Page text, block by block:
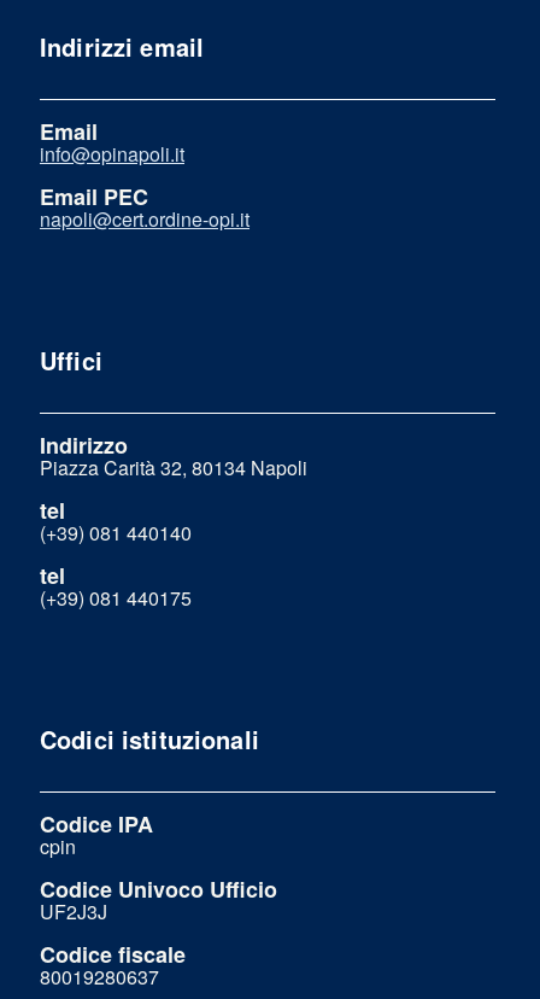
Indirizzi email
Email
info@opinapoli.it
Email PEC
napoli@cert.ordine-opi.it
Uffici
Indirizzo
Piazza Carità 32, 80134 Napoli
tel
(+39) 081 440140
tel
(+39) 081 440175
Codici istituzionali
Codice IPA
cpin
Codice Univoco Ufficio
UF2J3J
Codice fiscale
80019280637